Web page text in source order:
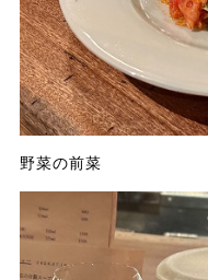
野菜の前菜